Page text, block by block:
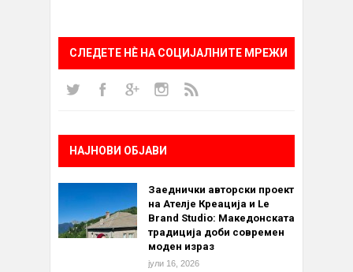
СЛЕДЕТЕ НÈ НА СОЦИЈАЛНИТЕ МРЕЖИ
НАЈНОВИ ОБЈАВИ
Заеднички авторски проект
на Ателје Креација и Le
Brand Studio: Македонската
традиција доби современ
моден израз
јули 16, 2026